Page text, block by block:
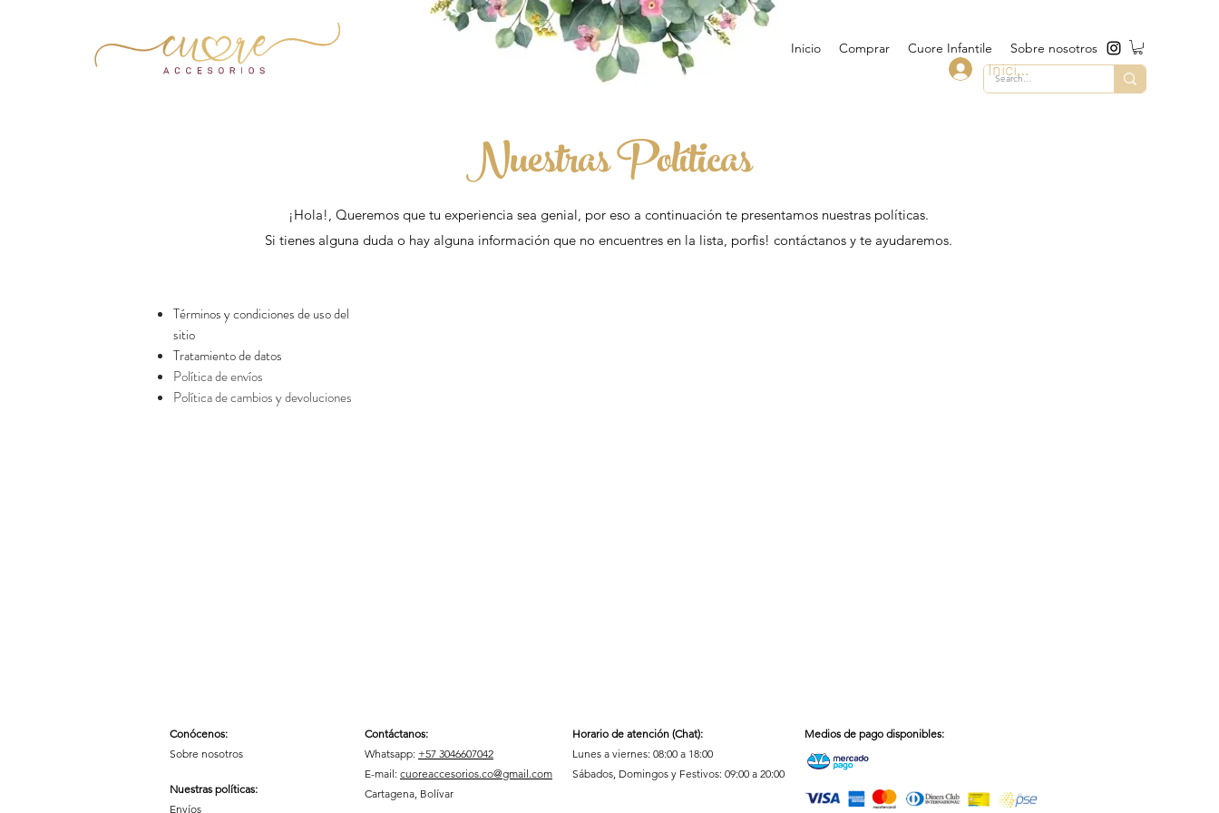
Inicio Comprar Cuore Infantile Sobre nosotros
Iniciar sesión
Nuestras Políticas
¡Hola!, Queremos que tu experiencia sea genial, por eso a continuación te presentamos nuestras políticas.
Si tienes alguna duda o hay alguna información que no encuentres en la lista, porfis! contáctanos y te ayudaremos.
Términos y condiciones de uso del
sitio
Tratamiento de datos
Política de envíos
Política de cambios y devoluciones
Conócenos:
Sobre nosotros
Nuestras políticas:
Envíos
Contáctanos:
Whatsapp: +57 3046607042
E-mail: cuoreaccesorios.co@gmail.com
Cartagena, Bolívar
Horario de atención (Chat):
Lunes a viernes: 08:00 a 18:00
Sábados, Domingos y Festivos: 09:00 a 20:00
Medios de pago disponibles: